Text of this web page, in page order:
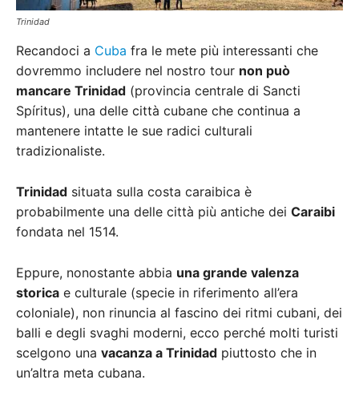
Trinidad
Recandoci a Cuba fra le mete più interessanti che
dovremmo includere nel nostro tour non può
mancare Trinidad (provincia centrale di Sancti
Spíritus), una delle città cubane che continua a
mantenere intatte le sue radici culturali
tradizionaliste.
Trinidad situata sulla costa caraibica è
probabilmente una delle città più antiche dei Caraibi
fondata nel 1514.
Eppure, nonostante abbia una grande valenza
storica e culturale (specie in riferimento all’era
coloniale), non rinuncia al fascino dei ritmi cubani, dei
balli e degli svaghi moderni, ecco perché molti turisti
scelgono una vacanza a Trinidad piuttosto che in
un’altra meta cubana.